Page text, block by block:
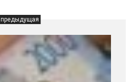
предыдущая